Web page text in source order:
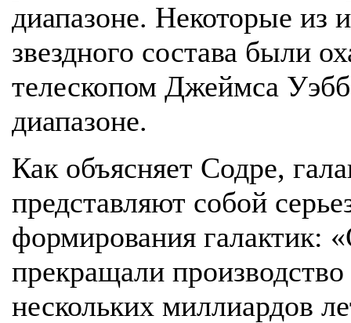
диапазоне. Некоторые из
звездного состава были
телескопом Джеймса
диапазоне.
Как объясняет Содре,
представляют собой
формирования галактик:
прекращали
нескольких миллиардов